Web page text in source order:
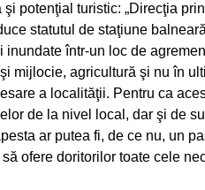
potenţial turistic: „Direcţia
statutul de staţiune
într-un loc de
mijlocie, agricultură şi nu în
a localităţii. Pentru ca
de la nivel local, dar şi de
ar putea fi, de ce nu, un
ofere doritorilor toate cele